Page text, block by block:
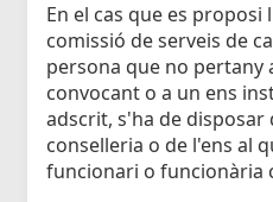
En el cas que es
comissió de serveis de
persona que no pertany
convocant o a un ens
adscrit, s'ha de
conselleria o de l'ens al
funcionari o funcionària